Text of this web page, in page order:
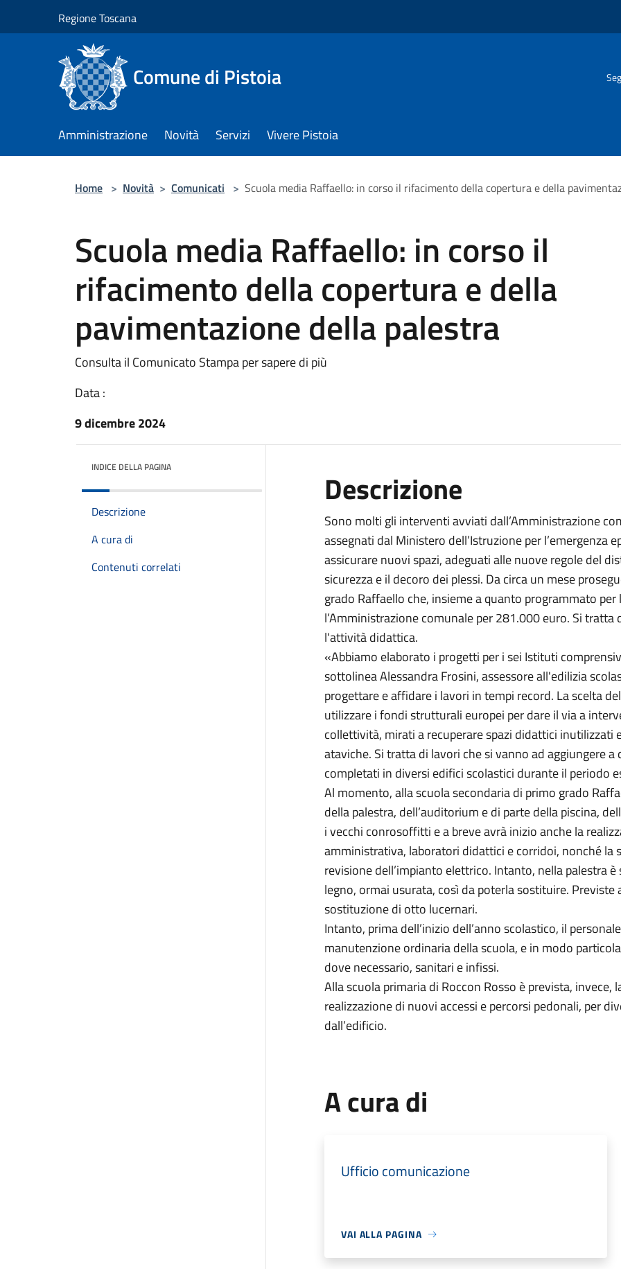
Regione Toscana
Comune di Pistoia
Amministrazione Novità Servizi Vivere Pistoia
Home > Novità > Comunicati > Scuola media Raffaello: in corso il rifacimento della copertura e della
Scuola media Raffaello: in corso il
rifacimento della copertura e della
pavimentazione della palestra
Consulta il Comunicato Stampa per sapere di più
Data :
9 dicembre 2024
INDICE DELLA PAGINA
Descrizione
A cura di
Contenuti correlati
Descrizione
Sono molti gli interventi avviati dall’Amministrazione
assegnati dal Ministero dell’Istruzione per l’emergenza
assicurare nuovi spazi, adeguati alle nuove regole del
sicurezza e il decoro dei plessi. Da circa un mese
grado Raffaello che, insieme a quanto programmato
l’Amministrazione comunale per 281.000 euro. Si
l'attività didattica.
«Abbiamo elaborato i progetti per i sei Istituti
sottolinea Alessandra Frosini, assessore all'edilizia
progettare e affidare i lavori in tempi record. La scelta
utilizzare i fondi strutturali europei per dare il via a
collettività, mirati a recuperare spazi didattici inutilizzati
ataviche. Si tratta di lavori che si vanno ad aggiungere
completati in diversi edifici scolastici durante il periodo
Al momento, alla scuola secondaria di primo grado
della palestra, dell’auditorium e di parte della piscina,
i vecchi conrosoffitti e a breve avrà inizio anche la
amministrativa, laboratori didattici e corridoi, nonché la
revisione dell’impianto elettrico. Intanto, nella palestra
legno, ormai usurata, così da poterla sostituire.
sostituzione di otto lucernari.
Intanto, prima dell’inizio dell’anno scolastico, il
manutenzione ordinaria della scuola, e in modo
dove necessario, sanitari e infissi.
Alla scuola primaria di Roccon Rosso è prevista, invece,
realizzazione di nuovi accessi e percorsi pedonali, per
dall’edificio.
A cura di
Ufficio comunicazione
VAI ALLA PAGINA